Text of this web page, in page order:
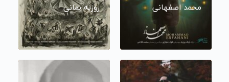
محمد اصفهانی روزبه بمانی